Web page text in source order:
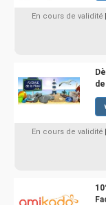
En cours de validité
En cours de validité